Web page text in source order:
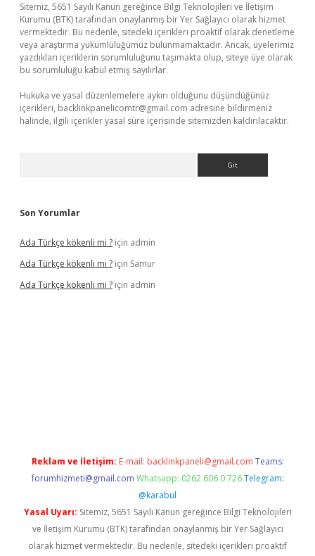
Sitemiz, 5651 Sayılı Kanun gereğince Bilgi Teknolojileri ve İletişim
Kurumu (BTK) tarafından onaylanmış bir Yer Sağlayıcı olarak hizmet
vermektedir. Bu nedenle, sitedeki içerikleri proaktif olarak denetleme
veya araştırma yükümlülüğümüz bulunmamaktadır. Ancak, üyelerimiz
yazdıkları içeriklerin sorumluluğunu taşımakta olup, siteye üye olarak
bu sorumluluğu kabul etmiş sayılırlar.
Hukuka ve yasal düzenlemelere aykırı olduğunu düşündüğünüz
içerikleri, backlinkpanelicomtr@gmail.com adresine bildirmeniz
halinde, ilgili içerikler yasal süre içerisinde sitemizden kaldırılacaktır.
Son Yorumlar
Ada Türkçe kökenli mi ? için admin
Ada Türkçe kökenli mi ? için Samur
Ada Türkçe kökenli mi ? için admin
Reklam ve İletişim: E-mail: backlinkpaneli@gmail.com Teams:
forumhizmeti@gmail.com Whatsapp: 0262 606 0 726 Telegram:
@karabul
Yasal Uyarı: Sitemiz, 5651 Sayılı Kanun gereğince Bilgi Teknolojileri
ve İletişim Kurumu (BTK) tarafından onaylanmış bir Yer Sağlayıcı
olarak hizmet vermektedir. Bu nedenle, sitedeki içerikleri proaktif